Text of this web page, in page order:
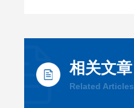
相关文章
Related Articles